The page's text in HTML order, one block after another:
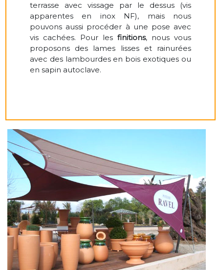
terrasse avec vissage par le dessus (vis
apparentes en inox NF), mais nous
pouvons aussi procéder à une pose avec
vis cachées. Pour les finitions, nous vous
proposons des lames lisses et rainurées
avec des lambourdes en bois exotiques ou
en sapin autoclave.